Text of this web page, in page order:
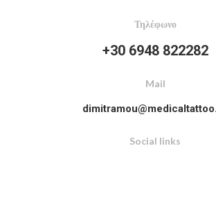
Τηλέφωνο
+30 6948 822282
Mail
Social links